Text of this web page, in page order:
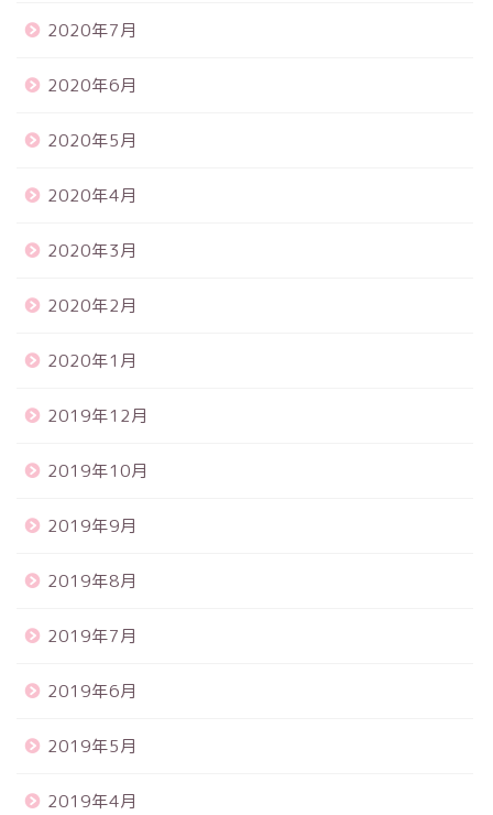
2020年7月
2020年6月
2020年5月
2020年4月
2020年3月
2020年2月
2020年1月
2019年12月
2019年10月
2019年9月
2019年8月
2019年7月
2019年6月
2019年5月
2019年4月